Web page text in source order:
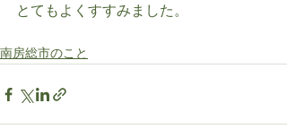
とてもよくすすみました。
南房総市のこと